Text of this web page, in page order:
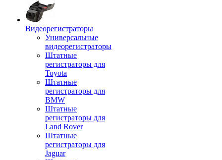
Видеорегистраторы
Универсальные
видеорегистраторы
Штатные
регистраторы для
Toyota
Штатные
регистраторы для
BMW
Штатные
регистраторы для
Land Rover
Штатные
регистраторы для
Jaguar